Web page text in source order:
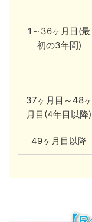
1～36ヶ月目(最
初の3年間)
37ヶ月目～48ヶ
月目(4年目以降)
49ヶ月目以降